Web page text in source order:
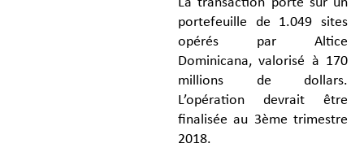
portefeuille de 1.049 sites
opérés par Altice
Dominicana, valorisé à 170
millions de dollars.
L’opération devrait être
finalisée au 3ème trimestre
2018.